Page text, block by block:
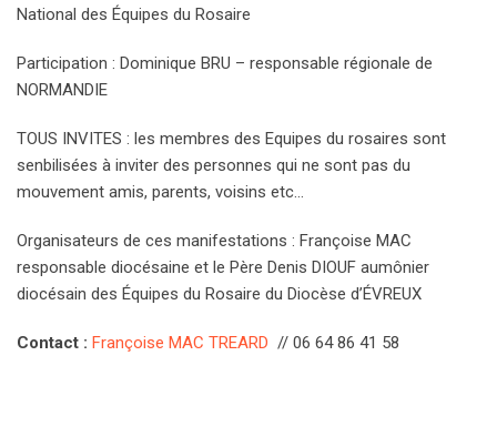
National des Équipes du Rosaire
Participation : Dominique BRU – responsable régionale de
NORMANDIE
TOUS INVITES : les membres des Equipes du rosaires sont
senbilisées à inviter des personnes qui ne sont pas du
mouvement amis, parents, voisins etc…
Organisateurs de ces manifestations : Françoise MAC
responsable diocésaine et le Père Denis DIOUF aumônier
diocésain des Équipes du Rosaire du Diocèse d’ÉVREUX
Contact : Françoise MAC TREARD // 06 64 86 41 58